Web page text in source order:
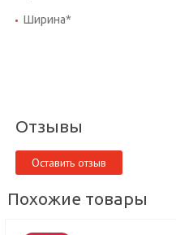
Ширина*
Отзывы
Оставить отзыв
Похожие товары